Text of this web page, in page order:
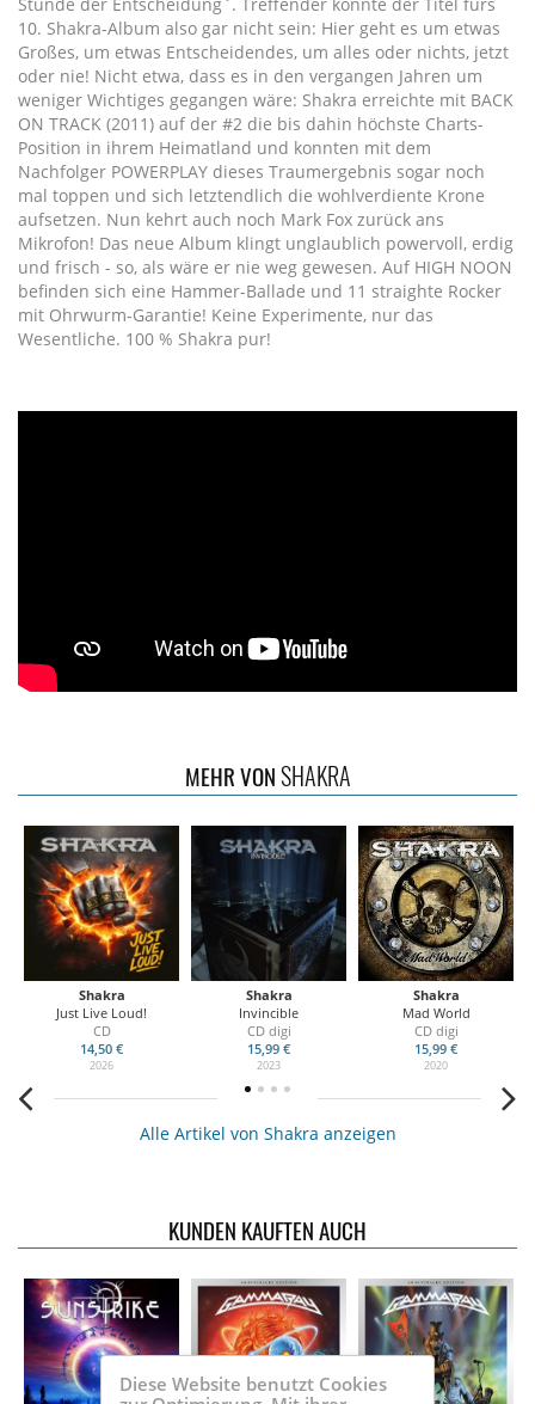
10. Shakra-Album also gar nicht sein: Hier geht es um etwas
Großes, um etwas Entscheidendes, um alles oder nichts, jetzt
oder nie! Nicht etwa, dass es in den vergangen Jahren um
weniger Wichtiges gegangen wäre: Shakra erreichte mit BACK
ON TRACK (2011) auf der #2 die bis dahin höchste Charts-
Position in ihrem Heimatland und konnten mit dem
Nachfolger POWERPLAY dieses Traumergebnis sogar noch
mal toppen und sich letztendlich die wohlverdiente Krone
aufsetzen. Nun kehrt auch noch Mark Fox zurück ans
Mikrofon! Das neue Album klingt unglaublich powervoll, erdig
und frisch - so, als wäre er nie weg gewesen. Auf HIGH NOON
befinden sich eine Hammer-Ballade und 11 straighte Rocker
mit Ohrwurm-Garantie! Keine Experimente, nur das
Wesentliche. 100 % Shakra pur!
MEHR VONSHAKRA
Shakra
Just Live Loud!
CD
14,50 €
2026
Shakra
Invincible
CD digi
15,99 €
2023
Shakra
Mad World
CD digi
15,99 €
2020
Alle Artikel von Shakra anzeigen
KUNDEN KAUFTEN AUCH
Diese Website benutzt Cookies